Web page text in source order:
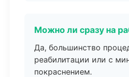
Можно ли сразу на
Да, большинство
реабилитации или с
покраснением.